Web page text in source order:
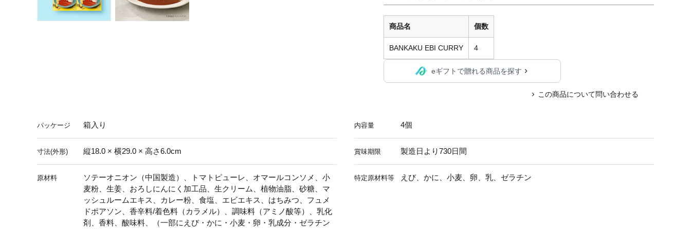
商品名 個数
BANKAKU EBI CURRY 4
eギフトで贈れる商品を探す
この商品について問い合わせる
パッケージ 箱入り 内容量 4個
寸法(外形) 縦18.0 × 横29.0 × 高さ6.0cm 賞味期限 製造日より730日間
原材料
ソテーオニオン（中国製造）、トマトピューレ、オマールコンソメ、小
麦粉、生姜、おろしにんにく加工品、生クリーム、植物油脂、砂糖、マ
ッシュルームエキス、カレー粉、食塩、エビエキス、はちみつ、フュメ
ドポアソン、香辛料/着色料（カラメル）、調味料（アミノ酸等）、乳化
剤、香料、酸味料、（一部にえび・かに・小麦・卵・乳成分・ゼラチン
特定原材料等 えび、かに、小麦、卵、乳、ゼラチン